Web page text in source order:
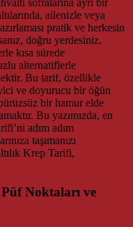
ailenizle veya
pratik ve herkesin
doğru yerdesiniz.
kısa sürede
alternatiflerle
Bu tarif, özellikle
ve doyurucu bir öğün
bir hamur elde
Bu yazımızda, en
adım adım
taşımanızı
Krep Tarifi,
Noktaları ve